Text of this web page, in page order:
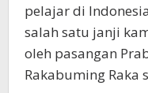
pelajar di
salah satu janji
oleh pasangan
Rakabuming Raka